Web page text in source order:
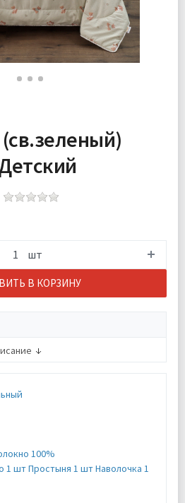
шт
В КОРЗИНУ
100%
1 шт Простыня 1 шт Наволочка 1